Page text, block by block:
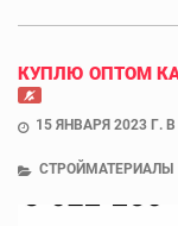
КУПЛЮ ОПТОМ
15 ЯНВАРЯ 2023 Г. В
СТРОЙМАТЕРИАЛЫ